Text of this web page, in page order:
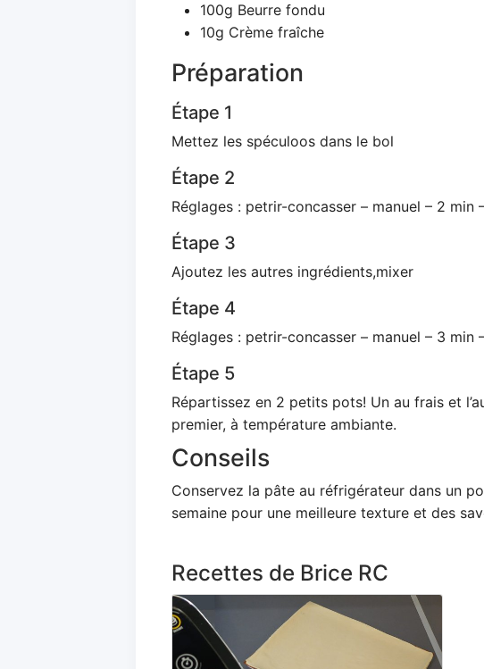
100g Beurre fondu
10g Crème fraîche
Préparation
Étape 1
Mettez les spéculoos dans le bol
Étape 2
Réglages : petrir-concasser – manuel – 2 min
Étape 3
Ajoutez les autres ingrédients,mixer
Étape 4
Réglages : petrir-concasser – manuel – 3 min
Étape 5
Répartissez en 2 petits pots! Un au frais et
premier, à température ambiante.
Conseils
Conservez la pâte au réfrigérateur dans un
semaine pour une meilleure texture et des
Recettes de Brice RC